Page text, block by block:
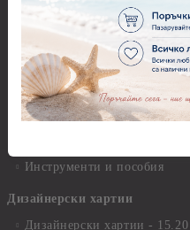
Варак, Шлак метал, Фолио,
Лакове и защитни покрития
Лепила
Краклета и медиуми
Инструменти и пособия
Дизайнерски хартии
Дизайнерски хартии - 15.20